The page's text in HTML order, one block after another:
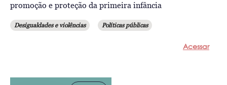
promoção e proteção da primeira infância
Desigualdades e violências Políticas públicas
Acessar